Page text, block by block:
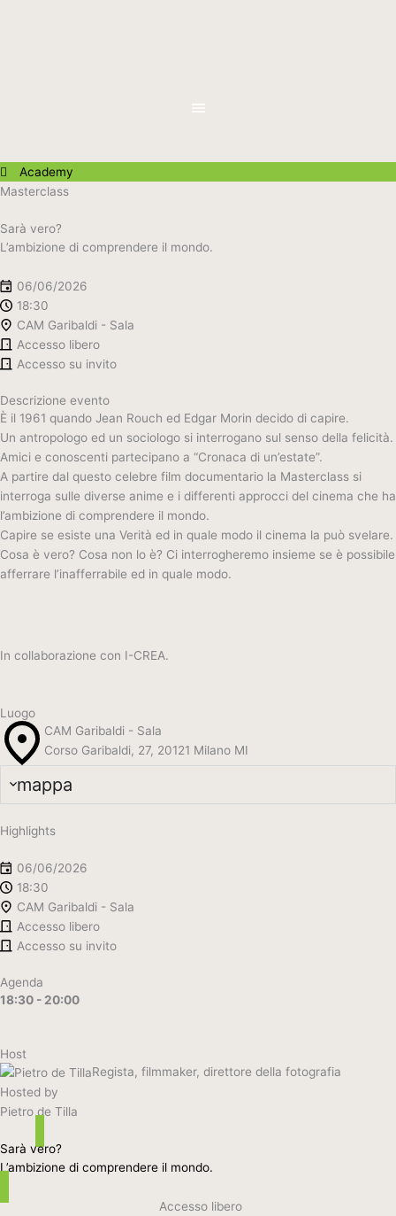
Academy
Masterclass
Sarà vero?
L’ambizione di comprendere il mondo.
06/06/2026
18:30
CAM Garibaldi - Sala
Accesso libero
Accesso su invito
Descrizione evento
È il 1961 quando Jean Rouch ed Edgar Morin decido di capire.
Un antropologo ed un sociologo si interrogano sul senso della felicità.
Amici e conoscenti partecipano a “Cronaca di un’estate”.
A partire dal questo celebre film documentario la Masterclass si
interroga sulle diverse anime e i differenti approcci del cinema che ha
l’ambizione di comprendere il mondo.
Capire se esiste una Verità ed in quale modo il cinema la può svelare.
Cosa è vero? Cosa non lo è? Ci interrogheremo insieme se è possibile
afferrare l’inafferrabile ed in quale modo.
In collaborazione con I-CREA.
Luogo
CAM Garibaldi - Sala
Corso Garibaldi, 27, 20121 Milano MI
mappa
Highlights
06/06/2026
18:30
CAM Garibaldi - Sala
Accesso libero
Accesso su invito
Agenda
18:30 - 20:00
Host
Regista, filmmaker, direttore della fotografia
Hosted by
Pietro de Tilla
Sarà vero?
L’ambizione di comprendere il mondo.
Accesso libero